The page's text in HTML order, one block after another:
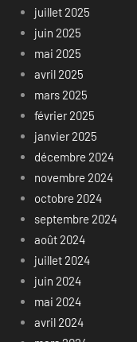
juillet 2025
juin 2025
mai 2025
avril 2025
mars 2025
février 2025
janvier 2025
décembre 2024
novembre 2024
octobre 2024
septembre 2024
août 2024
juillet 2024
juin 2024
mai 2024
avril 2024